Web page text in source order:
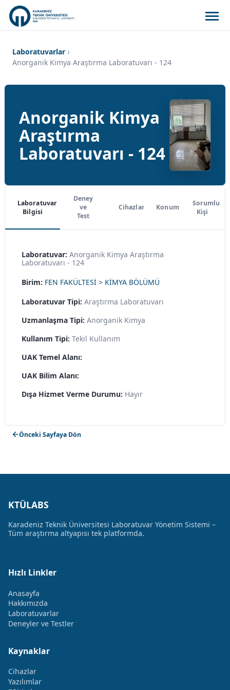
Laboratuvarlar
Anorganik Kimya Araştırma Laboratuvarı - 124
Anorganik Kimya
Araştırma
Laboratuvarı - 124
Laboratuvar
Bilgisi
Deney
ve
Test
Cihazlar Konum
Sorumlu
Kişi
Laboratuvar: Anorganik Kimya Araştırma
Laboratuvarı - 124
Birim: FEN FAKÜLTESİ > KİMYA BÖLÜMÜ
Laboratuvar Tipi: Araştırma Laboratuvarı
Uzmanlaşma Tipi: Anorganik Kimya
Kullanım Tipi: Tekil Kullanım
UAK Temel Alanı:
UAK Bilim Alanı:
Dışa Hizmet Verme Durumu: Hayır
Önceki Sayfaya Dön
KTÜLABS
Karadeniz Teknik Üniversitesi Laboratuvar Yönetim Sistemi –
Tüm araştırma altyapısı tek platformda.
Hızlı Linkler
Anasayfa
Hakkımızda
Laboratuvarlar
Deneyler ve Testler
Kaynaklar
Cihazlar
Yazılımlar